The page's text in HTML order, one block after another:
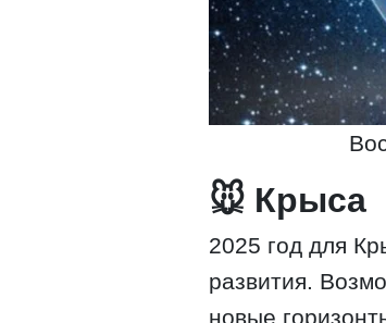
🐭 Крыса
2025 год для
развития.
новые